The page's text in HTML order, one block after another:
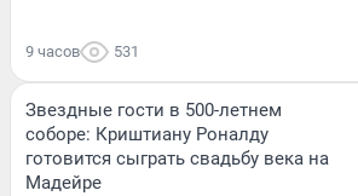
9 часов 531
Звездные гости в 500-летнем
соборе: Криштиану Роналду
готовится сыграть свадьбу века на
Мадейре